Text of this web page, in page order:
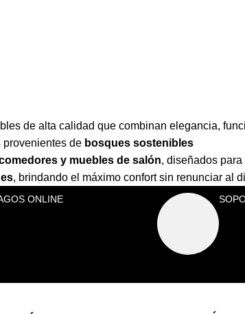
de alta calidad que combinan elegancia,
provenientes de bosques sostenibles
y muebles de salón, diseñados para
, brindando el máximo confort sin renunciar al
ONLINE